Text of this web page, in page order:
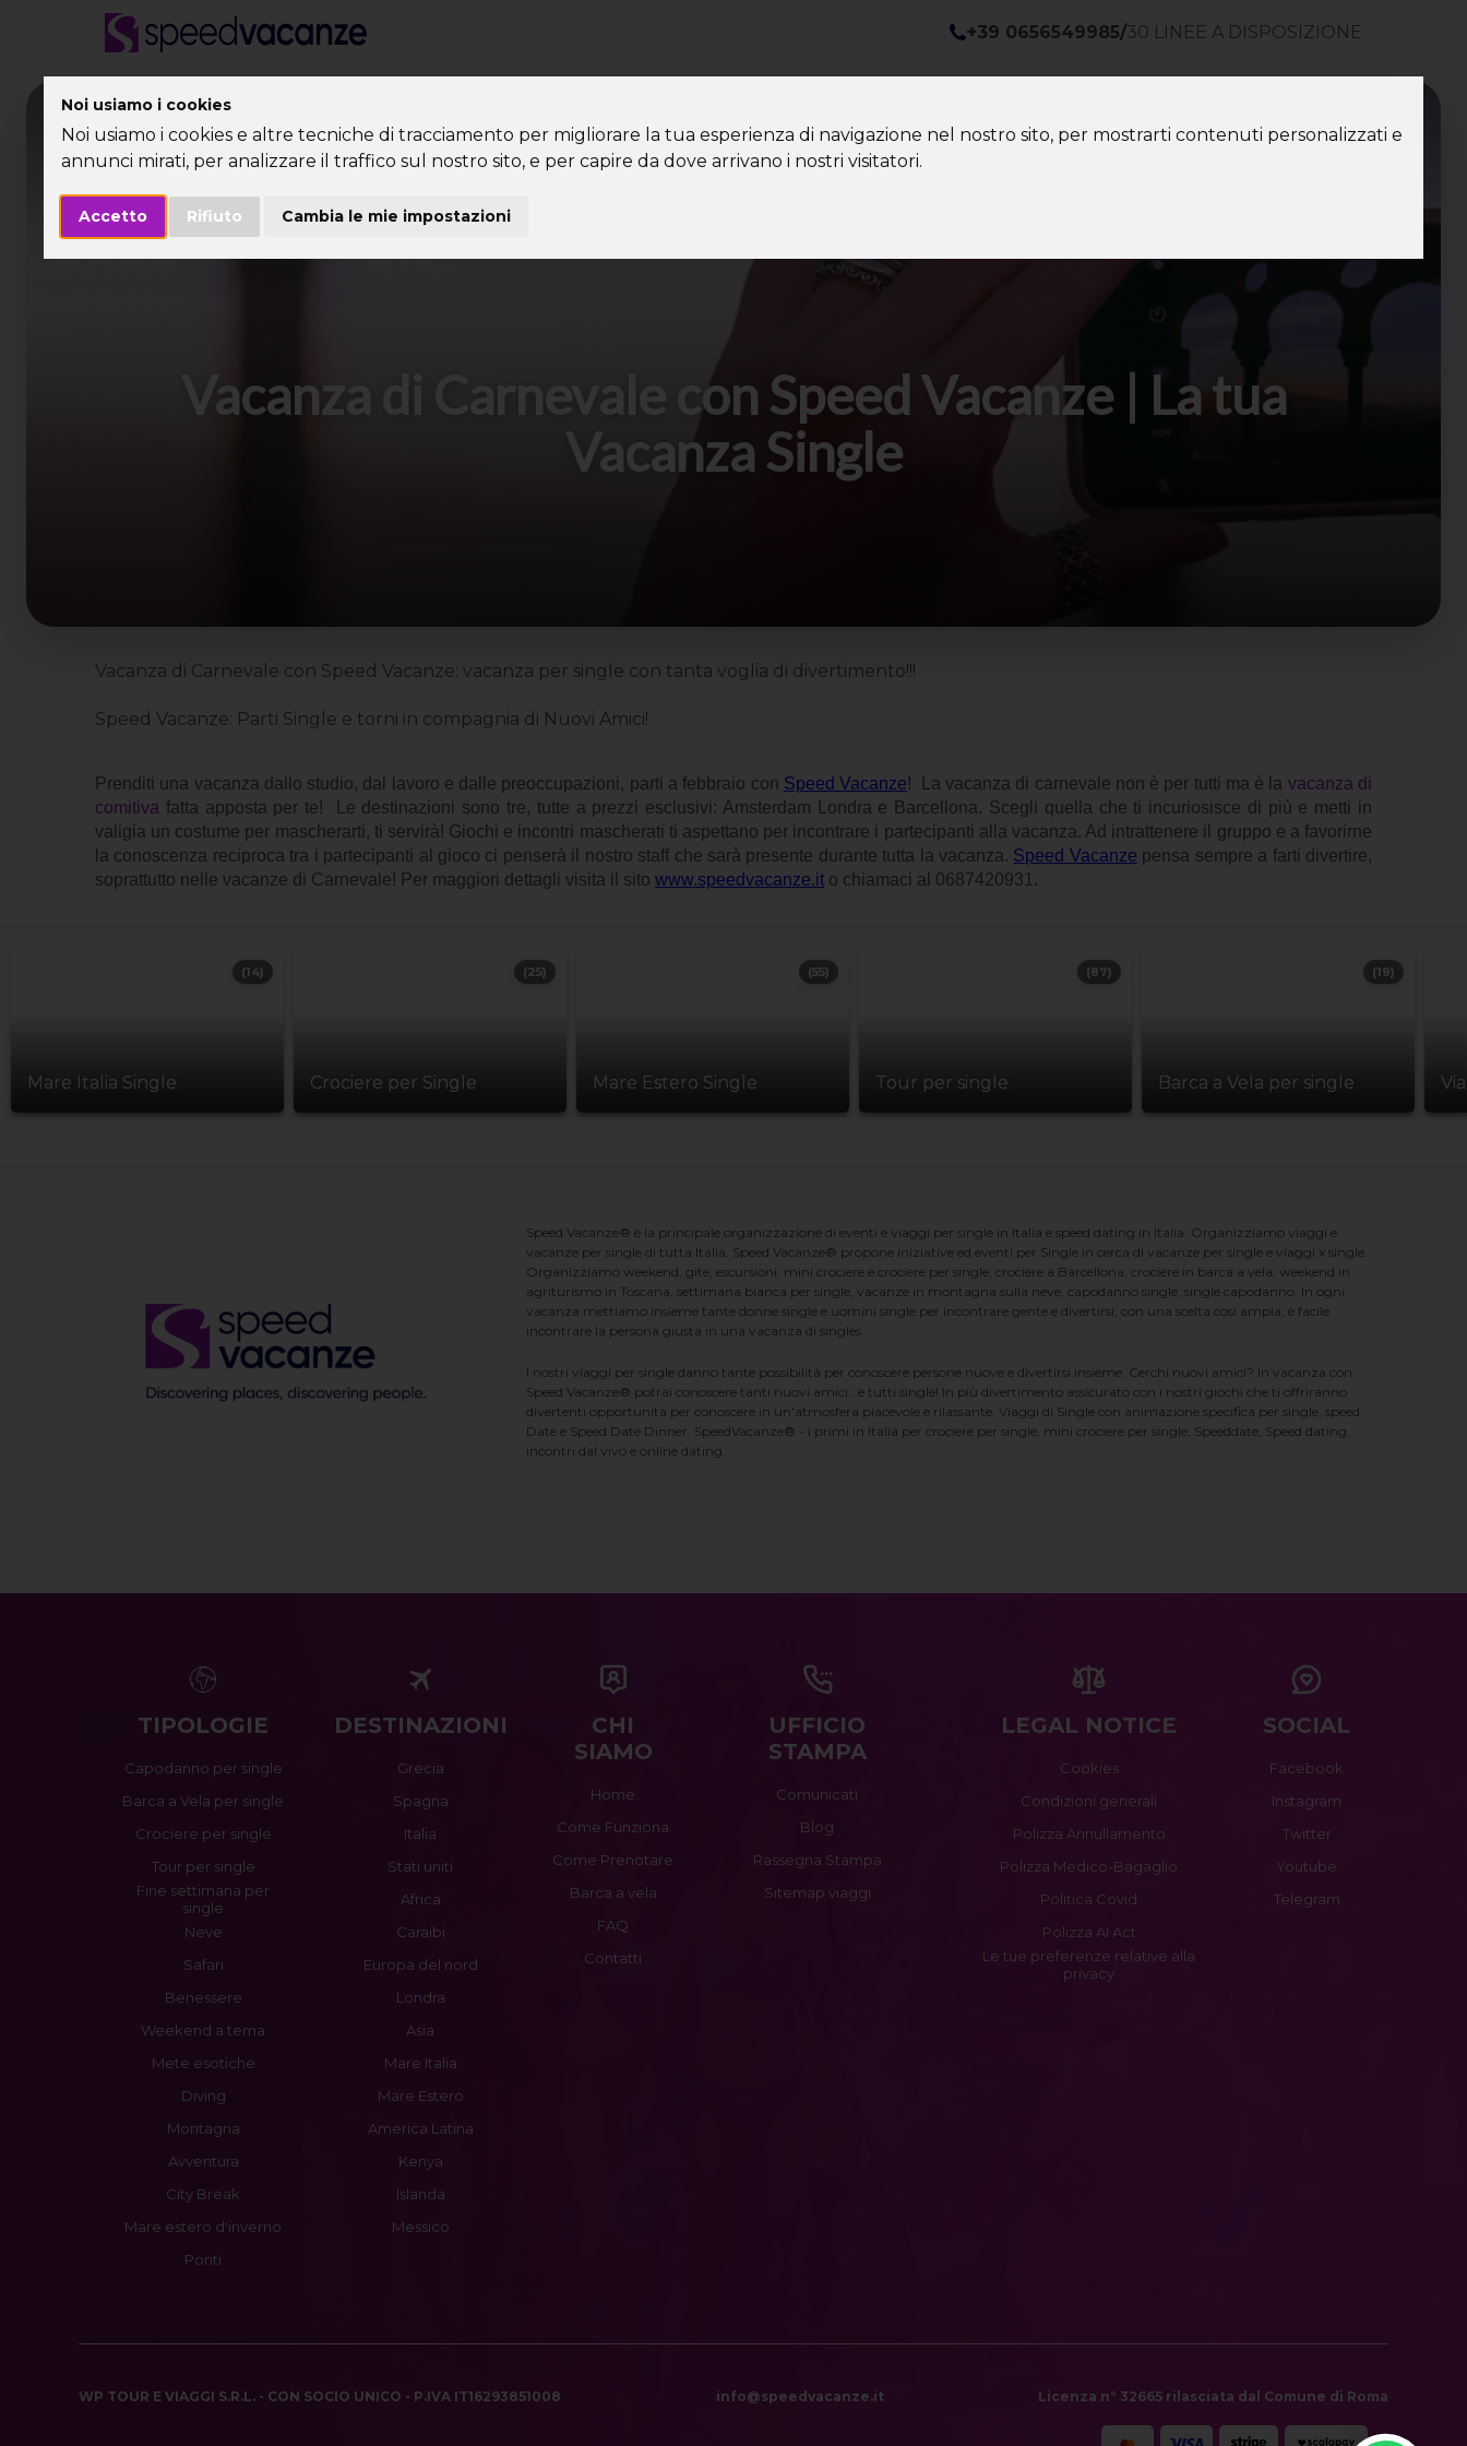
Noi usiamo i cookies
Noi usiamo i cookies e altre tecniche di tracciamento per migliorare la tua esperienza di navigazione nel nostro sito, per mostrarti contenuti personalizzati e
annunci mirati, per analizzare il traffico sul nostro sito, e per capire da dove arrivano i nostri visitatori.
Accetto Rifiuto Cambia le mie impostazioni
+39 0656549985/30 LINEE A DISPOSIZIONE
Vacanza di Carnevale con Speed Vacanze | La tua
Vacanza Single
Vacanza di Carnevale con Speed Vacanze: vacanza per single con tanta voglia di divertimento!!!
Speed Vacanze: Parti Single e torni in compagnia di Nuovi Amici!
Prenditi una vacanza dallo studio, dal lavoro e dalle preoccupazioni, parti a febbraio con Speed Vacanze! La vacanza di carnevale non è per tutti ma è la vacanza di
comitiva fatta apposta per te! Le destinazioni sono tre, tutte a prezzi esclusivi: Amsterdam Londra e Barcellona. Scegli quella che ti incuriosisce di più e metti in
valigia un costume per mascherarti, ti servirà! Giochi e incontri mascherati ti aspettano per incontrare i partecipanti alla vacanza. Ad intrattenere il gruppo e a favorirne
la conoscenza reciproca tra i partecipanti al gioco ci penserà il nostro staff che sarà presente durante tutta la vacanza. Speed Vacanze pensa sempre a farti divertire,
soprattutto nelle vacanze di Carnevale! Per maggiori dettagli visita il sito www.speedvacanze.it o chiamaci al 0687420931.
Mare Italia Single
(14)
Crociere per Single
(25)
Mare Estero Single
(55)
Tour per single
(87)
Barca a Vela per single
(19)
Speed Vacanze® è la principale organizzazione di eventi e viaggi per single in Italia e speed dating in Italia. Organizziamo viaggi e
vacanze per single di tutta Italia. Speed Vacanze® propone iniziative ed eventi per Single in cerca di vacanze per single e viaggi x single.
Organizziamo weekend, gite, escursioni, mini crociere e crociere per single, crociere a Barcellona, crociere in barca a vela, weekend in
agriturismo in Toscana, settimana bianca per single, vacanze in montagna sulla neve, capodanno single, single capodanno. In ogni
vacanza mettiamo insieme tante donne single e uomini single per incontrare gente e divertirsi; con una scelta cosi ampia, è facile
incontrare la persona giusta in una vacanza di singles.
I nostri viaggi per single danno tante possibilità per conoscere persone nuove e divertirsi insieme. Cerchi nuovi amici? In vacanza con
Speed Vacanze® potrai conoscere tanti nuovi amici...e tutti single! In più divertimento assicurato con i nostri giochi che ti offriranno
divertenti opportunità per conoscere in un'atmosfera piacevole e rilassante. Viaggi di Single con animazione specifica per single, speed
Date e Speed Date Dinner. SpeedVacanze® - i primi in Italia per crociere per single, mini crociere per single, Speeddate, Speed dating,
incontri dal vivo e online dating.
TIPOLOGIE
Capodanno per single
Barca a Vela per single
Crociere per single
Tour per single
Fine settimana per
single
Neve
Safari
Benessere
Weekend a tema
Mete esotiche
Diving
Montagna
Avventura
City Break
Mare estero d'inverno
Ponti
DESTINAZIONI
Grecia
Spagna
Italia
Stati uniti
Africa
Caraibi
Europa del nord
Londra
Asia
Mare Italia
Mare Estero
America Latina
Kenya
Islanda
Messico
CHI
SIAMO
Home
Come Funziona
Come Prenotare
Barca a vela
FAQ
Contatti
UFFICIO
STAMPA
Comunicati
Blog
Rassegna Stampa
Sitemap viaggi
LEGAL NOTICE
Cookies
Condizioni generali
Polizza Annullamento
Polizza Medico-Bagaglio
Politica Covid
Polizza AI Act
Le tue preferenze relative alla
privacy
SOCIAL
Facebook
Instagram
Twitter
Youtube
Telegram
WP TOUR E VIAGGI S.R.L. - CON SOCIO UNICO - P.IVA IT16293851008 info@speedvacanze.it Licenza n° 32665 rilasciata dal Comune di Roma